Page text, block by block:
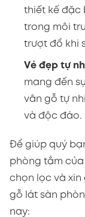
thiết kế đặc
trong môi
trượt đổ khi
Vẻ đẹp tự
mang đến
vân gỗ tự
và độc đáo.
Để giúp quý
phòng tắm của
chọn lọc và xin
gỗ lát sàn
nay: